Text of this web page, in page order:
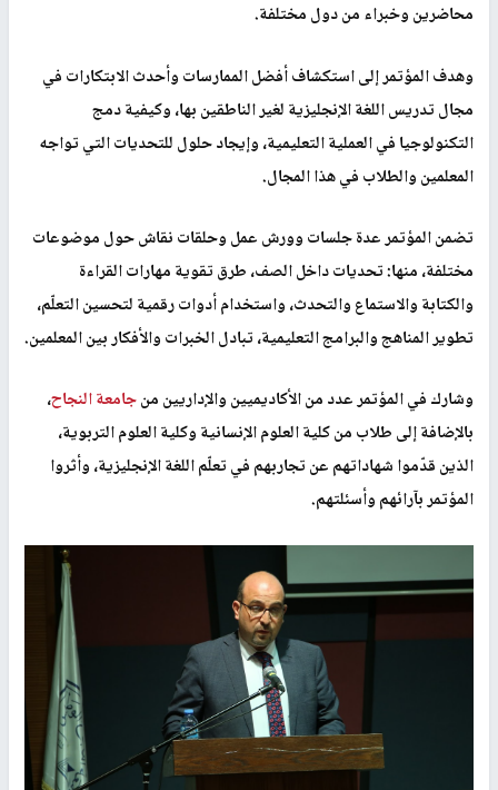
محاضرين وخبراء من دول مختلفة.
وهدف المؤتمر إلى استكشاف أفضل الممارسات وأحدث الابتكارات في
مجال تدريس اللغة الإنجليزية لغير الناطقين بها، وكيفية دمج
التكنولوجيا في العملية التعليمية، وإيجاد حلول للتحديات التي تواجه
المعلمين والطلاب في هذا المجال.
تضمن المؤتمر عدة جلسات وورش عمل وحلقات نقاش حول موضوعات
مختلفة، منها: تحديات داخل الصف، طرق تقوية مهارات القراءة
والكتابة والاستماع والتحدث، واستخدام أدوات رقمية لتحسين التعلّم،
تطوير المناهج والبرامج التعليمية، تبادل الخبرات والأفكار بين المعلمين.
وشارك في المؤتمر عدد من الأكاديميين والإداريين منجامعة النجاح،
بالإضافة إلى طلاب من كلية العلوم الإنسانية وكلية العلوم التربوية،
الذين قدّموا شهاداتهم عن تجاربهم في تعلّم اللغة الإنجليزية، وأثروا
المؤتمر بآرائهم وأسئلتهم.